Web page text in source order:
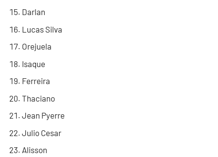
Darlan
Lucas Silva
Orejuela
Isaque
Ferreira
Thaciano
Jean Pyerre
Julio Cesar
Alisson